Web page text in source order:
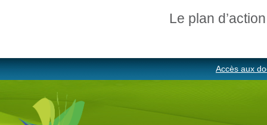
Le plan
Accès aux